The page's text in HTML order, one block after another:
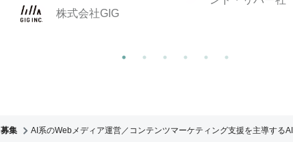
株式会社GIG
募集 AI系のWebメディア運営／コンテンツマーケティング支援を主導する